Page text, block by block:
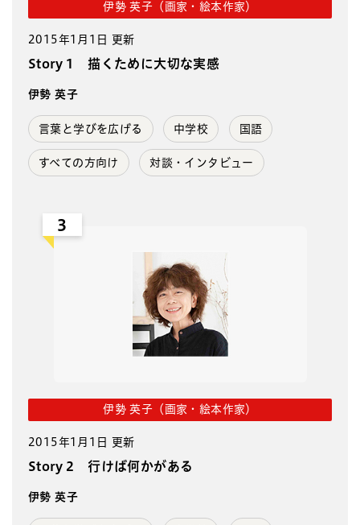
伊勢 英子（画家・絵本作家）
2015年1月1日 更新
Story 1 描くために大切な実感
伊勢 英子
言葉と学びを広げる 中学校 国語
すべての方向け 対談・インタビュー
3
伊勢 英子（画家・絵本作家）
2015年1月1日 更新
Story 2 行けば何かがある
伊勢 英子